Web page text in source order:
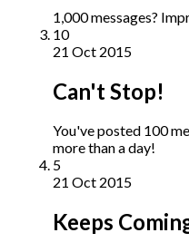
1,000 messages?
10
21 Oct 2015
Can't Stop!
You've posted 100
more than a day!
5
21 Oct 2015
Keeps